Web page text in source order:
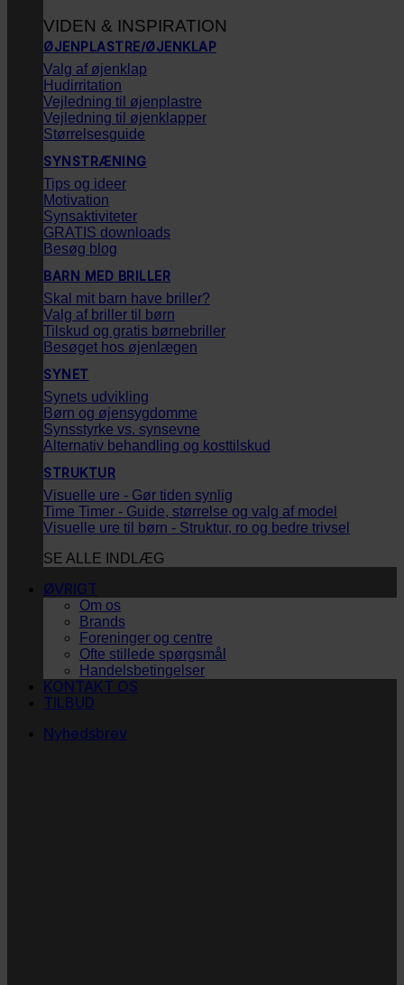
VIDEN & INSPIRATION
ØJENPLASTRE/ØJENKLAP
Valg af øjenklap
Hudirritation
Vejledning til øjenplastre
Vejledning til øjenklapper
Størrelsesguide
SYNSTRÆNING
Tips og ideer
Motivation
Synsaktiviteter
GRATIS downloads
Besøg blog
BARN MED BRILLER
Skal mit barn have briller?
Valg af briller til børn
Tilskud og gratis børnebriller
Besøget hos øjenlægen
SYNET
Synets udvikling
Børn og øjensygdomme
Synsstyrke vs. synsevne
Alternativ behandling og kosttilskud
STRUKTUR
Visuelle ure - Gør tiden synlig
Time Timer - Guide, størrelse og valg af model
Visuelle ure til børn - Struktur, ro og bedre trivsel
SE ALLE INDLÆG
ØVRIGT
Om os
Brands
Foreninger og centre
Ofte stillede spørgsmål
Handelsbetingelser
KONTAKT OS
TILBUD
Nyhedsbrev